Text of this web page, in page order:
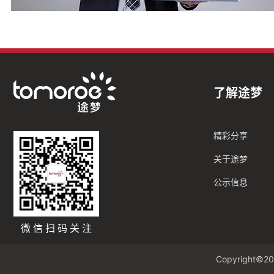
微信扫码关注
了解途梦
精彩分享
关于途梦
公示信息